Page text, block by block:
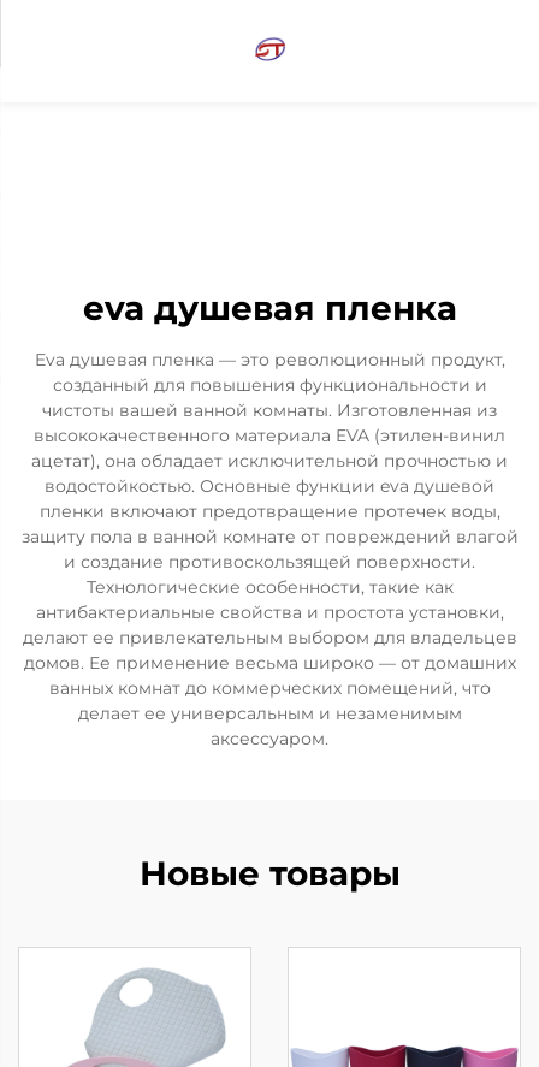
eva душевая пленка
Eva душевая пленка — это революционный продукт,
созданный для повышения функциональности и
чистоты вашей ванной комнаты. Изготовленная из
высококачественного материала EVA (этилен-винил
ацетат), она обладает исключительной прочностью и
водостойкостью. Основные функции eva душевой
пленки включают предотвращение протечек воды,
защиту пола в ванной комнате от повреждений влагой
и создание противоскользящей поверхности.
Технологические особенности, такие как
антибактериальные свойства и простота установки,
делают ее привлекательным выбором для владельцев
домов. Ее применение весьма широко — от домашних
ванных комнат до коммерческих помещений, что
делает ее универсальным и незаменимым
аксессуаром.
Новые товары